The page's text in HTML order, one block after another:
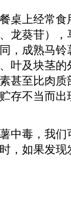
上经常食
龙葵苷）
，成熟马
叶及块茎
甚至比肉
存不当而
毒，我们
，如果发